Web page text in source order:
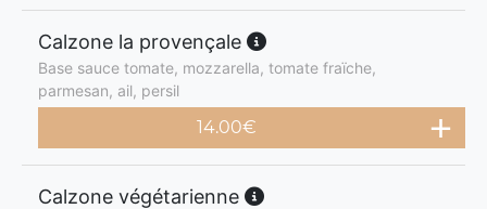
Calzone la provençale
Base sauce tomate, mozzarella, tomate fraïche,
parmesan, ail, persil
14.00€
Calzone végétarienne